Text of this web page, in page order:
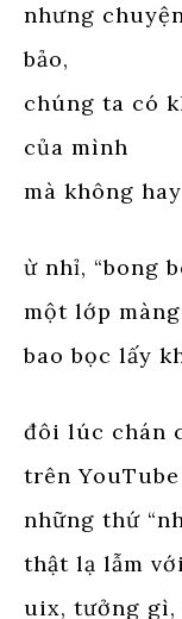
nhưng
bảo,
chúng ta có
của mình
mà không hay
ừ nhỉ, “bong
một lớp
bao bọc lấy
đôi lúc chán
trên
những thứ
thật lạ lẫm
uix, tưởng gì,